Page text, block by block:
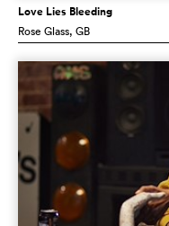
Love Lies Bleeding
Rose Glass, GB